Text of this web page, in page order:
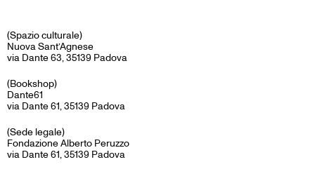
(Spazio culturale)
Nuova Sant’Agnese
via Dante 63, 35139 Padova
(Bookshop)
Dante61
via Dante 61, 35139 Padova
(Sede legale)
Fondazione Alberto Peruzzo
via Dante 61, 35139 Padova